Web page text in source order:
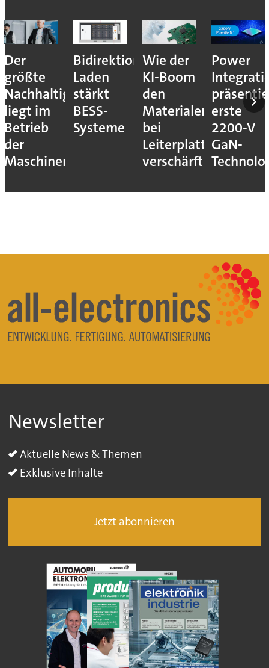
Der
größte
Nachhaltigkeitshebel
liegt im
Betrieb
der
Maschinen
Bidirektionales
Laden
stärkt
BESS-
Systeme
Wie der
KI-Boom
den
Materialengpass
bei
Leiterplatten
verschärft
Power
erste
2200-V
GaN-
Newsletter
Aktuelle News & Themen
Exklusive Inhalte
Jetzt abonnieren